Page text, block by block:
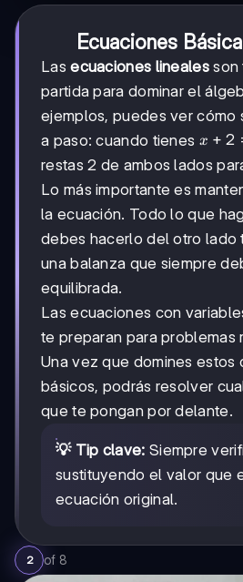
Ecuaciones
Lasecuaciones linealesson
partida para dominar el
ejemplos, puedes ver cómo
a paso: cuando tienes x
2
=
3
x + 2
restas 2 de ambos lados
Lo más importante es
la ecuación. Todo lo que
debes hacerlo del otro lado
una balanza que siempre
equilibrada.
Las ecuaciones con
te preparan para problemas
Una vez que domines estos
básicos, podrás resolver
que te pongan por delante.
💡 Tip clave: Siempre
sustituyendo el valor que
ecuación original.
2 of 8